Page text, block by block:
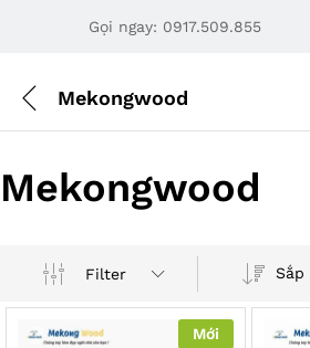
Gọi ngay: 0917.509.855
Mekongwood
Mekongwood
Filter
Mới